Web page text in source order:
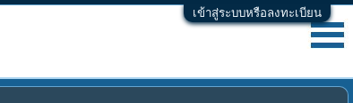
เข้าสู่ระบบหรือลงทะเบียน